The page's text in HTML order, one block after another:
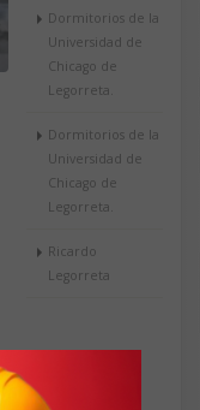
Dormitorios de la
Universidad de
Chicago de
Legorreta.
Dormitorios de la
Universidad de
Chicago de
Legorreta.
Ricardo
Legorreta